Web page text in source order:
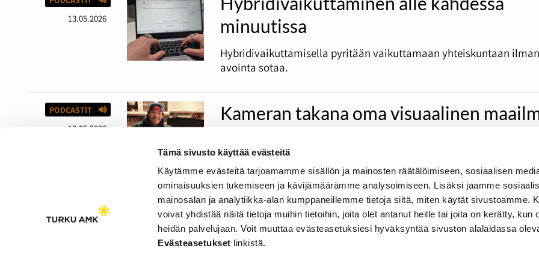
Tämä sivusto käyttää evästeitä
Käytämme evästeitä tarjoamamme sisällön ja mainosten räätälöimiseen, sosiaalisen
ominaisuuksien tukemiseen ja kävijämäärämme analysoimiseen. Lisäksi jaamme
mainosalan ja analytiikka-alan kumppaneillemme tietoja siitä, miten käytät sivustoamme.
voivat yhdistää näitä tietoja muihin tietoihin, joita olet antanut heille tai joita on kerätty, kun
heidän palvelujaan. Voit muuttaa evästeasetuksiesi hyväksyntää sivuston alalaidassa
Evästeasetukset linkistä.
13.05.2026
minuutissa
Hybridivaikuttamisella pyritään vaikuttamaan yhteiskuntaan ilman
avointa sotaa.
PODCASTIT
13.05.2026
Kameran takana oma visuaalinen
harrastajasta yrittäjäksi. Mutta missä kulkee inspiraation ja
luovalla alalla?